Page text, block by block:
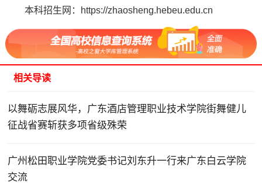
本科招生网：https://zhaosheng.hebeu.edu.cn
相关导读
以舞砺志展风华，广东酒店管理职业技术学院街舞健儿
征战省赛斩获多项省级殊荣
广州松田职业学院党委书记刘东升一行来广东白云学院
交流